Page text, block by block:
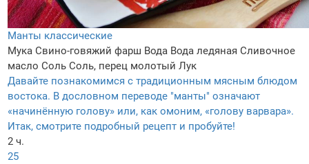
Манты классические
Мука Свино-говяжий фарш Вода Вода ледяная Сливочное
масло Соль Соль, перец молотый Лук
Давайте познакомимся с традиционным мясным блюдом
востока. В дословном переводе "манты" означают
«начинённую голову» или, как омоним, «голову варвара».
Итак, смотрите подробный рецепт и пробуйте!
2 ч.
25